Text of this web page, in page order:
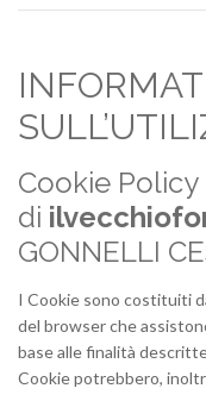
Cookie Policy
di
GONNELLI
I Cookie sono costituiti
del browser che
base alle finalità
Cookie potrebbero,